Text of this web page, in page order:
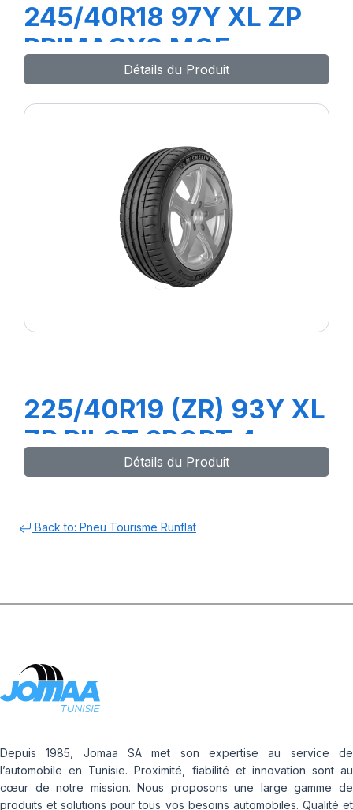
245/40R18 97Y XL ZP
PRIMACY3 MOE
Détails du Produit
225/40R19 (ZR) 93Y XL
ZP PILOT SPORT 4
Détails du Produit
Back to: Pneu Tourisme Runflat
Depuis 1985, Jomaa SA met son expertise au service de
l’automobile en Tunisie. Proximité, fiabilité et innovation sont au
cœur de notre mission. Nous proposons une large gamme de
produits et solutions pour tous vos besoins automobiles. Qualité et